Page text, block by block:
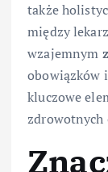
także
między
wzajemnym
obowiązków
kluczowe
zdrowotnych